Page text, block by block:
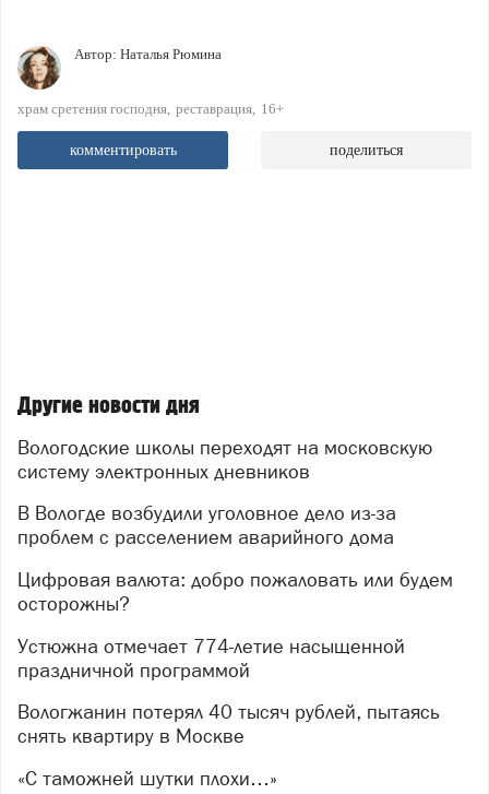
Автор: Наталья Рюмина
храм сретения господня реставрация 16+
комментировать поделиться
Другие новости дня
Вологодские школы переходят на московскую
систему электронных дневников
В Вологде возбудили уголовное дело из-за
проблем с расселением аварийного дома
Цифровая валюта: добро пожаловать или будем
осторожны?
Устюжна отмечает 774-летие насыщенной
праздничной программой
Вологжанин потерял 40 тысяч рублей, пытаясь
снять квартиру в Москве
«С таможней шутки плохи…»